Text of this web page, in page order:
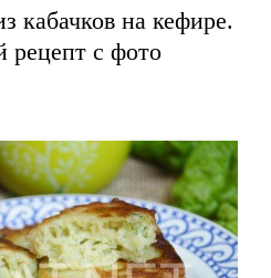
кабачков на кефире.
рецепт с фото